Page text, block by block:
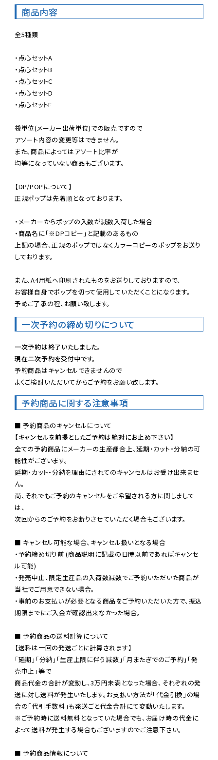
商品内容
全5種類
・点心セットA
・点心セットB
・点心セットC
・点心セットD
・点心セットE
袋単位(メーカー出荷単位)での販売ですので
アソート内容の変更等はできません。
また、商品によってはアソート比率が
均等になっていない商品もございます。
【DP/POPについて】
正規ポップは先着順となっております。
・メーカーからポップの入数が減数入荷した場合
・商品名に「※DPコピー」と記載のあるもの
上記の場合、正規のポップではなくカラーコピーのポップをお送り
しております。
また、A4用紙へ印刷されたものをお送りしておりますので、
お客様自身でポップを切って使用していただくことになります。
予めご了承の程、お願い致します。
一次予約の締め切りについて
一次予約は終了いたしました。
現在二次予約を受付中です。
予約商品はキャンセルできませんので
よくご検討いただいてからご予約をお願い致します。
予約商品に関する注意事項
【キャンセルを前提としたご予約は絶対にお止め下さい】
全ての予約商品にメーカーの生産都合上、延期・カット・分納の可
能性がございます。
延期・カット・分納を理由にされてのキャンセルはお受け出来ませ
ん。
尚、それでもご予約のキャンセルをご希望される方に関しまして
は、
次回からのご予約をお断りさせていただく場合もございます。
■ キャンセル可能な場合、キャンセル扱いとなる場合
・予約締め切り前 (商品説明に記載の日時以前であればキャンセ
ル可能)
・発売中止、限定生産品の入荷数減数でご予約いただいた商品が
当社でご用意できない場合。
・事前のお支払いが必要となる商品をご予約いただいた方で、振込
期限までにご入金が確認出来なかった場合。
■ 予約商品の送料計算について
【送料は一回の発送ごとに計算されます】
「延期」「分納」「生産上限に伴う減数」「月またぎでのご予約」「発
売中止」等で
商品代金の合計が変動し、3万円未満となった場合、それぞれの発
送に対し送料が発生いたします。お支払い方法が「代金引換」の場
※ご予約時に送料無料となっていた場合でも、お届け時の代金に
よって送料が発生する場合もございますのでご注意下さい。
■ 予約商品情報について